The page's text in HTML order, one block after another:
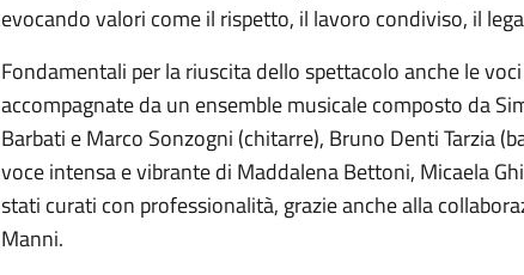
evocando valori come il rispetto, il lavoro condiviso, il
Fondamentali per la riuscita dello spettacolo anche le
accompagnate da un ensemble musicale composto da
Barbati e Marco Sonzogni (chitarre), Bruno Denti Tarzia
voce intensa e vibrante di Maddalena Bettoni, Micaela
stati curati con professionalità, grazie anche alla
Manni.